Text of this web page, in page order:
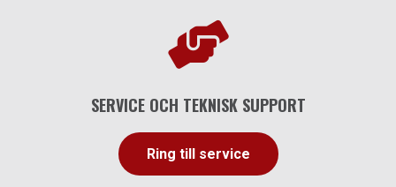

SERVICE OCH TEKNISK SUPPORT
Ring till service